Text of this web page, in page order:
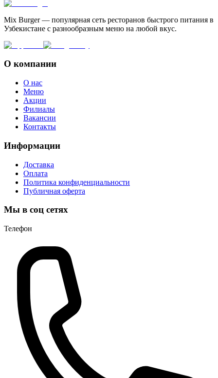
Mix Burger — популярная сеть ресторанов быстрого питания в
Узбекистане с разнообразным меню на любой вкус.
О компании
О нас
Меню
Акции
Филиалы
Вакансии
Контакты
Информации
Доставка
Оплата
Политика конфиденциальности
Публичная оферта
Мы в соц сетях
Телефон